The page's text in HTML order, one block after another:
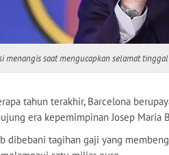
menangis saat mengucapkan selamat tinggal
tahun terakhir, Barcelona
era kepemimpinan Josep Maria
dibebani tagihan gaji yang